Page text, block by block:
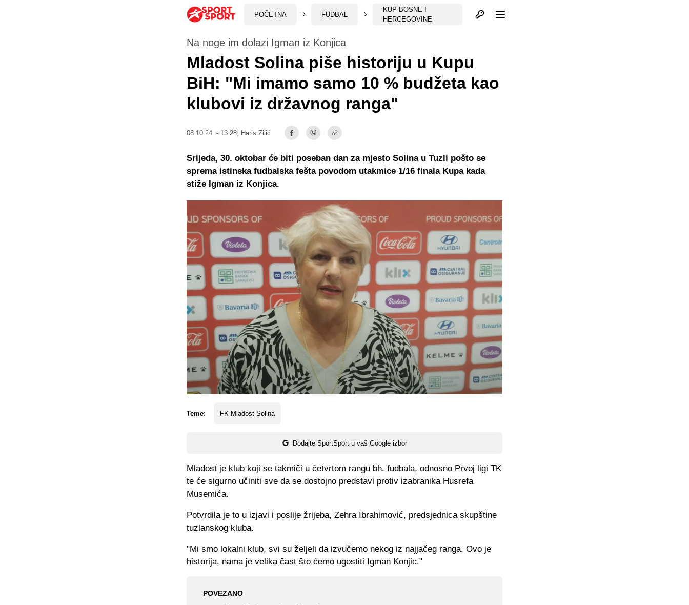
POČETNA FUDBAL
KUP BOSNE I
HERCEGOVINE
Otvori profil
Na noge im dolazi Igman iz Konjica
Mladost Solina piše historiju u Kupu
BiH: "Mi imamo samo 10 % budžeta kao
klubovi iz državnog ranga"
08.10.24. - 13:28, Haris Zilić
Teme: FK Mladost Solina
Dodajte SportSport u vaš Google izbor
Srijeda, 30. oktobar će biti poseban dan za mjesto Solina u Tuzli pošto se
sprema istinska fudbalska fešta povodom utakmice 1/16 finala Kupa kada
stiže Igman iz Konjica.
Mladost je klub koji se takmiči u četvrtom rangu bh. fudbala, odnosno Prvoj ligi TK
te će sigurno učiniti sve da se dostojno predstavi protiv izabranika Husrefa
Musemića.
Potvrdila je to u izjavi i poslije žrijeba, Zehra Ibrahimović, predsjednica skupštine
tuzlanskog kluba.
"Mi smo lokalni klub, svi su željeli da izvučemo nekog iz najjačeg ranga. Ovo je
historija, nama je velika čast što ćemo ugostiti Igman Konjic."
POVEZANO